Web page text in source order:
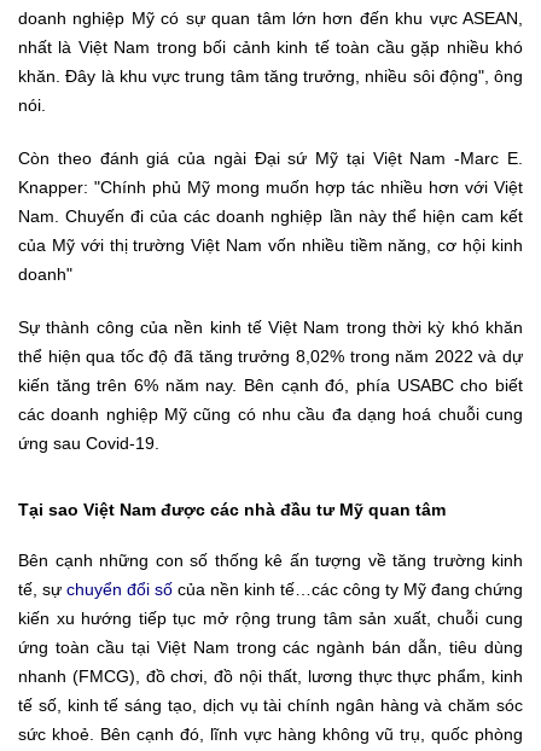
doanh nghiệp Mỹ có sự quan tâm lớn hơn đến khu vực ASEAN,
nhất là Việt Nam trong bối cảnh kinh tế toàn cầu gặp nhiều khó
khăn. Đây là khu vực trung tâm tăng trưởng, nhiều sôi động", ông
nói.
Còn theo đánh giá của ngài Đại sứ Mỹ tại Việt Nam -Marc E.
Knapper: "Chính phủ Mỹ mong muốn hợp tác nhiều hơn với Việt
Nam. Chuyến đi của các doanh nghiệp lần này thể hiện cam kết
của Mỹ với thị trường Việt Nam vốn nhiều tiềm năng, cơ hội kinh
doanh"
Sự thành công của nền kinh tế Việt Nam trong thời kỳ khó khăn
thể hiện qua tốc độ đã tăng trưởng 8,02% trong năm 2022 và dự
kiến tăng trên 6% năm nay. Bên cạnh đó, phía USABC cho biết
các doanh nghiệp Mỹ cũng có nhu cầu đa dạng hoá chuỗi cung
ứng sau Covid-19.
Tại sao Việt Nam được các nhà đầu tư Mỹ quan tâm
Bên cạnh những con số thống kê ấn tượng về tăng trường kinh
tế, sự chuyển đổi số của nền kinh tế…các công ty Mỹ đang chứng
kiến xu hướng tiếp tục mở rộng trung tâm sản xuất, chuỗi cung
ứng toàn cầu tại Việt Nam trong các ngành bán dẫn, tiêu dùng
nhanh (FMCG), đồ chơi, đồ nội thất, lương thực thực phẩm, kinh
tế số, kinh tế sáng tạo, dịch vụ tài chính ngân hàng và chăm sóc
sức khoẻ. Bên cạnh đó, lĩnh vực hàng không vũ trụ, quốc phòng